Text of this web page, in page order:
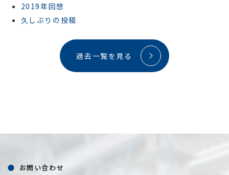
2019年回想
久しぶりの投稿
過去一覧を見る
お問い合わせ